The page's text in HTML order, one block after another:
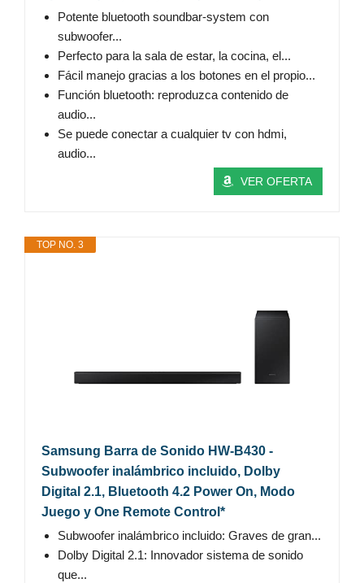
Potente bluetooth soundbar-system con
subwoofer...
Perfecto para la sala de estar, la cocina, el...
Fácil manejo gracias a los botones en el propio...
Función bluetooth: reproduzca contenido de
audio...
Se puede conectar a cualquier tv con hdmi,
audio...
VER OFERTA
TOP NO. 3
Samsung Barra de Sonido HW-B430 -
Subwoofer inalámbrico incluido, Dolby
Digital 2.1, Bluetooth 4.2 Power On, Modo
Juego y One Remote Control*
Subwoofer inalámbrico incluido: Graves de gran...
Dolby Digital 2.1: Innovador sistema de sonido
que...